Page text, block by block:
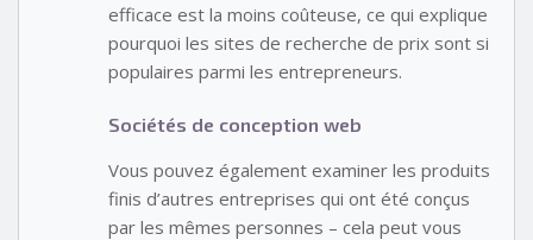
efficace est la moins coûteuse, ce qui explique
pourquoi les sites de recherche de prix sont si
populaires parmi les entrepreneurs.
Sociétés de conception web
Vous pouvez également examiner les produits
finis d’autres entreprises qui ont été conçus
par les mêmes personnes – cela peut vous